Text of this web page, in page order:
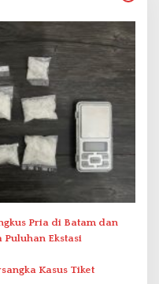
Pria di Batam dan
Puluhan Ekstasi
Kasus Tiket